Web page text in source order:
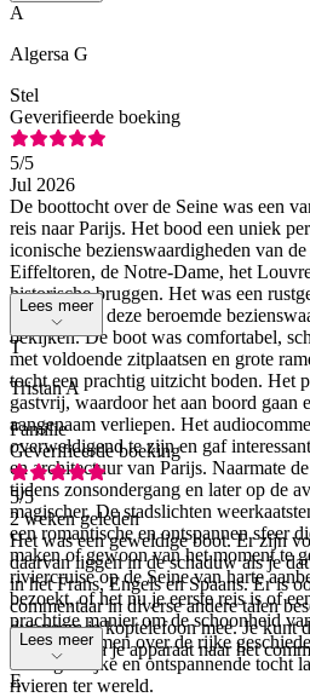
A
Algersa G
Stel
Geverifieerde boeking
5/5
Jul 2026
De boottocht over de Seine was een
reis naar Parijs. Het bood een uniek
iconische bezienswaardigheden van
Eiffeltoren, de Notre-Dame, het
historische bruggen. Het was een
ervaring om deze beroemde
bekijken. De boot was comfortabel,
met voldoende zitplaatsen en grote
tocht een prachtig uitzicht boden. Het
gastvrij, waardoor het aan boord gaan
aangenaam verliepen. Het
overweldigend te zijn en gaf
en architectuur van Parijs. Naarmate
tijdens zonsondergang en later op de
magischer. De stadslichten
een romantische en ontspannen sfeer
maken of gewoon van het moment te
riviercruise op de Seine van harte
bezoekt, of het nu je eerste reis is of
prachtige manier om de schoonheid
weten te komen over de rijke
onvergetelijke en ontspannende tocht
rivieren ter wereld.
Lees meer
T
Tristan A
Familie
Geverifieerde boeking
5/5
2 weken geleden
Het was een geweldige boot. Er zijn
daarvan liggen in de schaduw als je
in het Frans, Engels en Spaans. Er is
commentaar in diverse andere talen
dus neem je koptelefoon mee. Je kunt
spelen of via je apparaat naar het
Lees meer
E